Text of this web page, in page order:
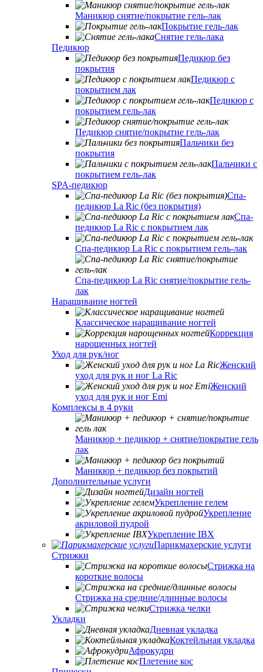
Маникюр снятие/покрытие гель-лак
Покрытие гель-лак
Снятие гель-лака
Педикюр
Педикюр без
покрытия
Педикюр с
покрытием лак
Педикюр с
покрытием гель-лак
Педикюр снятие/покрытие гель-лак
Пальчики без
покрытия
Пальчики с
покрытием гель-лак
SPA-педикюр
Спа-
педикюр La Ric (без покрытия)
Спа-
педикюр La Ric с покрытием лак
Спа-педикюр La Ric с покрытием гель-лак
Спа-педикюр La Ric снятие/покрытие гель-
лак
Наращивание ногтей
Классическое наращивание ногтей
Коррекция
нарощенных ногтей
Уход для рук/ног
Женский
уход для рук и ног La Ric
Женский
уход для рук и ног Emi
Комплексы в 4 руки
Маникюр + педикюр + снятие/покрытие гель
лак
Маникюр + педикюр без покрытий
Дополнительные услуги
Дизайн ногтей
Укрепление гелем
Укрепление
акриловой пудрой
Укрепление IBX
Парикмахерские услуги
Стрижки
Стрижка на
короткие волосы
Стрижка на средние/длинные волосы
Стрижка челки
Укладки
Дневная укладка
Коктейльная укладка
Афрокудри
Плетение кос